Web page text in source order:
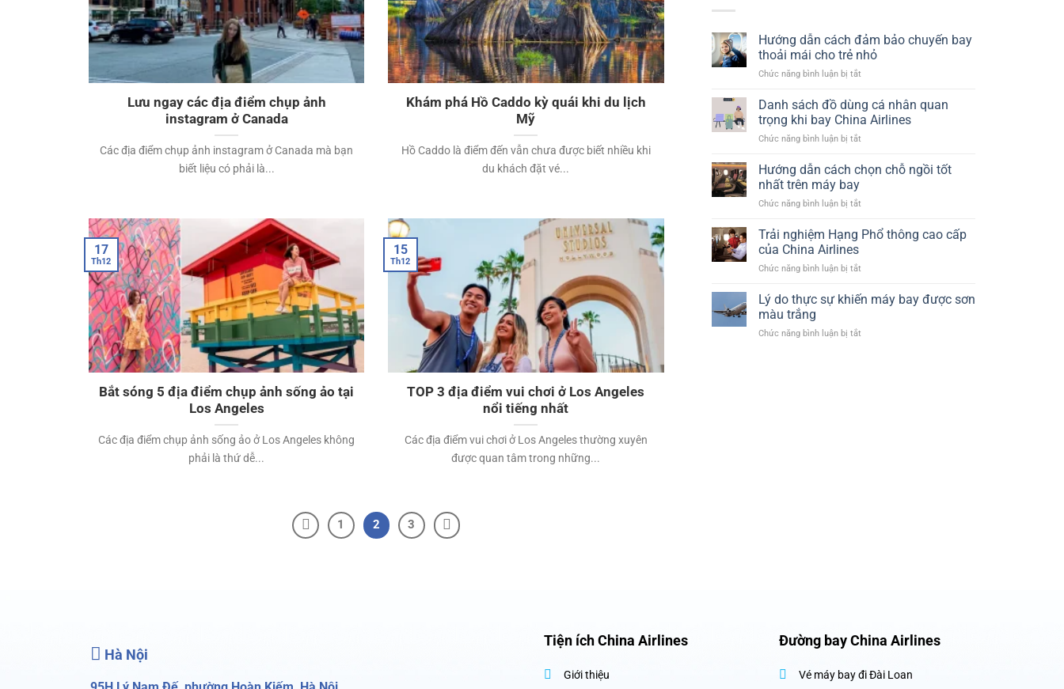
Lưu ngay các địa điểm chụp ảnh
instagram ở Canada
Các địa điểm chụp ảnh instagram ở Canada mà bạn
biết liệu có phải là...
Khám phá Hồ Caddo kỳ quái khi du lịch
Mỹ
Hồ Caddo là điểm đến vẫn chưa được biết nhiều khi
du khách đặt vé...
Bắt sóng 5 địa điểm chụp ảnh sống ảo tại
Los Angeles
Các địa điểm chụp ảnh sống ảo ở Los Angeles không
phải là thứ dễ...
17
Th12
TOP 3 địa điểm vui chơi ở Los Angeles
nổi tiếng nhất
Các địa điểm vui chơi ở Los Angeles thường xuyên
được quan tâm trong những...
15
Th12
1 2 3
Hướng dẫn cách đảm bảo chuyến bay
thoải mái cho trẻ nhỏ
Chức năng bình luận bị tắtở
dẫn
cách
đảm
bảo
bay
cho
nhỏ
Danh sách đồ dùng cá nhân quan
trọng khi bay China Airlines
Chức năng bình luận bị tắtở
sách
đồ
cá
quan
bay
Airlines
Hướng dẫn cách chọn chỗ ngồi tốt
nhất trên máy bay
Chức năng bình luận bị tắtở
dẫn
chỗ
tốt
máy
Trải nghiệm Hạng Phổ thông cao cấp
của China Airlines
Chức năng bình luận bị tắtở
nghiệm
thông
Lý do thực sự khiến máy bay được sơn
màu trắng
Chức năng bình luận bị tắtở
Hà Nội
Tiện ích China Airlines
Giới thiệu
Đường bay China Airlines
Vé máy bay đi Đài Loan